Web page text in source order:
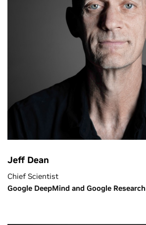
Jeff Dean
Chief Scientist
Google DeepMind and Google Research